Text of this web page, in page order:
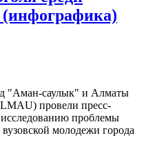
(инфографика)
"Аман-саулык" и Алматы
провели пресс-
проблемы
молодежи города